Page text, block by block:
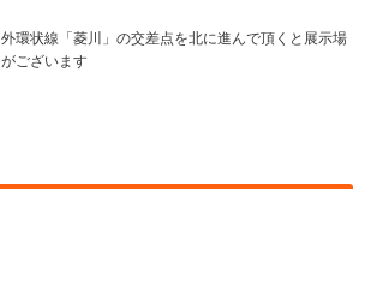
外環状線「菱川」の交差点を北に進んで頂くと展示場
がございます